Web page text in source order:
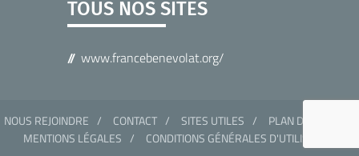
TOUS NOS SITES
www.francebenevolat.org/
NOUS REJOINDRE CONTACT SITES UTILES
PLAN DU SITE
MENTIONS LÉGALES
CONDITIONS GÉNÉRALES D'UTILISATION